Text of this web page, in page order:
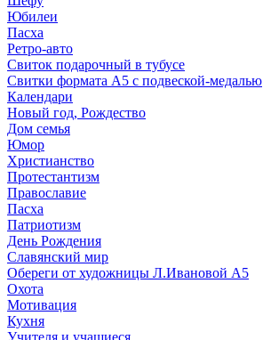
Юбилеи
Пасха
Ретро-авто
Свиток подарочный в тубусе
Свитки формата А5 с подвеской-медалью
Календари
Новый год, Рождество
Дом семья
Юмор
Христианство
Протестантизм
Православие
Пасха
Патриотизм
День Рождения
Славянский мир
Обереги от художницы Л.Ивановой А5
Охота
Мотивация
Кухня
Учителя и учащиеся